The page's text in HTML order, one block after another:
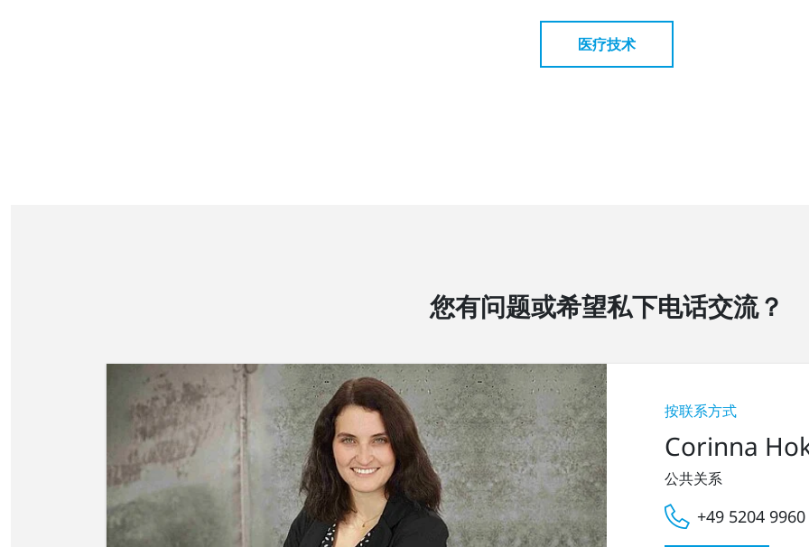
医疗技术
您有问题或希望私下电话交流？
按联系方式
Corinna
公共关系
+49 5204